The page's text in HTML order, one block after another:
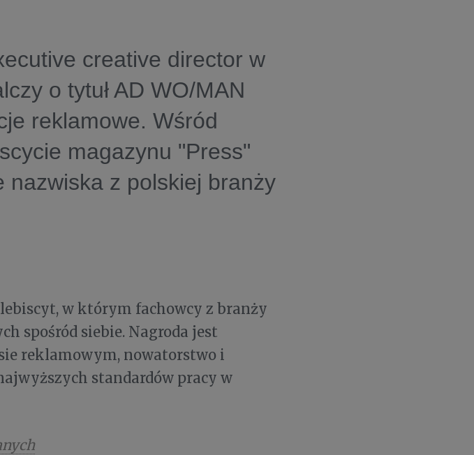
creative director w
o tytuł AD WO/MAN
reklamowe. Wśród
magazynu "Press"
nazwiska z polskiej branży
w którym fachowcy z branży
spośród siebie. Nagroda jest
reklamowym, nowatorstwo i
standardów pracy w